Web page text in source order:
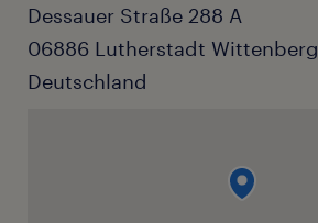
Dessauer Straße 288 A
06886 Lutherstadt Wittenberg
Deutschland